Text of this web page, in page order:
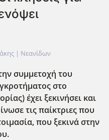
| Νεανίδων
συμμετοχή του
στο
έχει ξεκινήσει και
τις παίκτριες που
που ξεκινά στην